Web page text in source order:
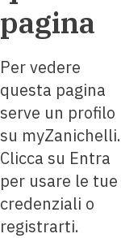
pagina
Per vedere
questa pagina
serve un profilo
su myZanichelli.
Clicca su Entra
per usare le tue
credenziali o
registrarti.